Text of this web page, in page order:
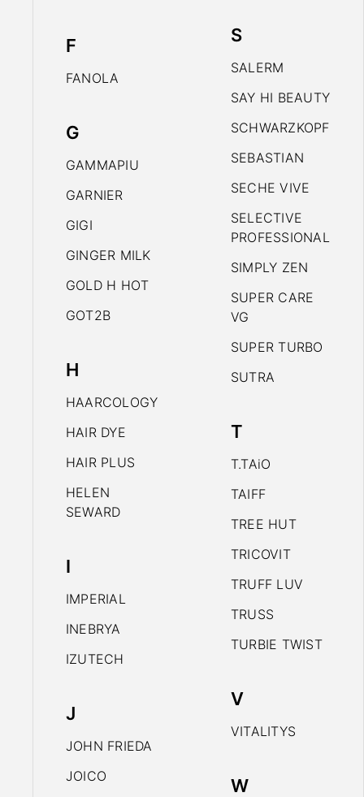
F
FANOLA
G
GAMMAPIU
GARNIER
GIGI
GINGER MILK
GOLD H HOT
GOT2B
H
HAARCOLOGY
HAIR DYE
HAIR PLUS
HELEN
SEWARD
I
IMPERIAL
INEBRYA
IZUTECH
J
JOHN FRIEDA
JOICO
S
SALERM
SAY HI BEAUTY
SCHWARZKOPF
SEBASTIAN
SECHE VIVE
SELECTIVE
PROFESSIONAL
SIMPLY ZEN
SUPER CARE
VG
SUPER TURBO
SUTRA
T
T.TAiO
TAIFF
TREE HUT
TRICOVIT
TRUFF LUV
TRUSS
TURBIE TWIST
V
VITALITYS
W